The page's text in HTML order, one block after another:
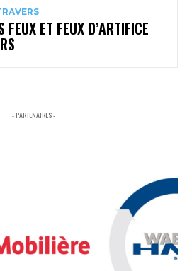
FEUX ET FEUX D’ARTIFICE
- PARTENAIRES -